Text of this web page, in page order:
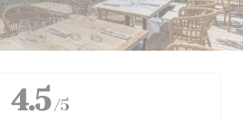
4.5 /5